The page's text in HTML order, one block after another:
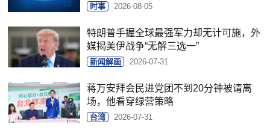
时事 2026-08-05
特朗普手握全球最强军力却无计可施，外
媒揭美伊战争“无解三选一”
新闻解画 2026-07-31
蒋万安拜会民进党团不到20分钟被请离
场，他看穿绿营策略
台湾 2026-07-31